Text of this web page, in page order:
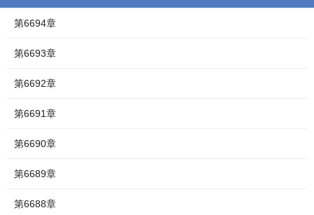
第6694章
第6693章
第6692章
第6691章
第6690章
第6689章
第6688章